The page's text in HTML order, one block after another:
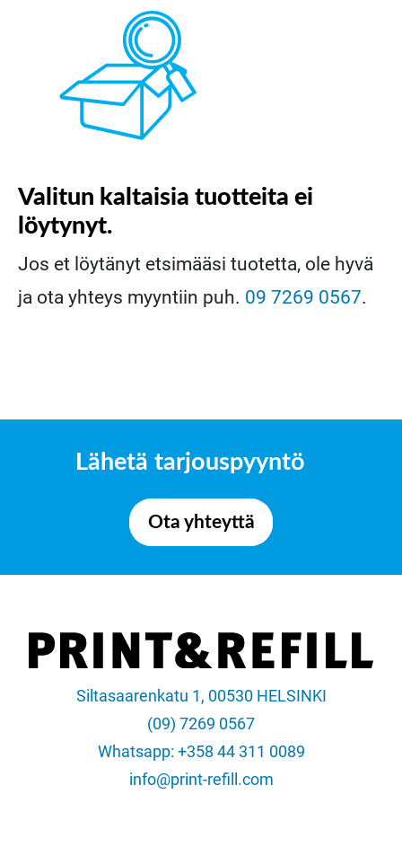
Valitun kaltaisia tuotteita ei
löytynyt.
Jos et löytänyt etsimääsi tuotetta, ole hyvä
ja ota yhteys myyntiin puh. 09 7269 0567.
Lähetä tarjouspyyntö
Ota yhteyttä
Siltasaarenkatu 1, 00530 HELSINKI
(09) 7269 0567
Whatsapp: +358 44 311 0089
info@print-refill.com